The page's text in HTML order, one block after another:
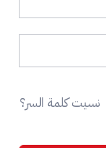
نسيت كلمة السر؟